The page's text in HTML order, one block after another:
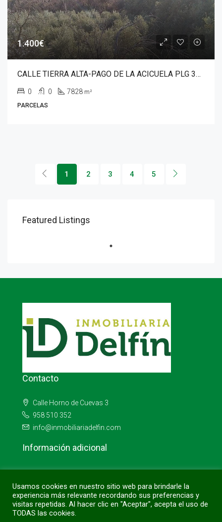
1.400€
CALLE TIERRA ALTA-PAGO DE LA ACICUELA PLG 35 PARC 10
0 0 7828 m²
PARCELAS
1 2 3 4 5
Featured Listings
Contacto
Calle Horno de Cuevas 3
958 510 352
info@inmobiliariadelfin.com
Información adicional
Política de cookies
Política de privacidad
Usamos cookies en nuestro sitio web para brindarle la
experiencia más relevante recordando sus preferencias y
visitas repetidas. Al hacer clic en "Aceptar", acepta el uso de
TODAS las cookies.